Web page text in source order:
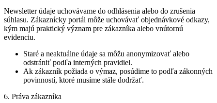
Newsletter údaje uchovávame do odhlásenia alebo do zrušenia
súhlasu. Zákaznícky portál môže uchovávať objednávkové odkazy,
kým majú praktický význam pre zákazníka alebo vnútornú
evidenciu.
Staré a neaktuálne údaje sa môžu anonymizovať alebo
odstrániť podľa interných pravidiel.
Ak zákazník požiada o výmaz, posúdime to podľa zákonných
povinností, ktoré musíme stále dodržať.
6. Práva zákazníka